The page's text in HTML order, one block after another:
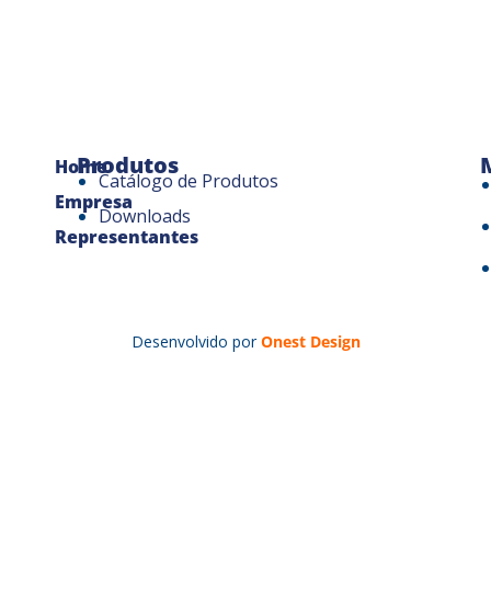
Home
Empresa
Representantes
Produtos
Catálogo de Produtos
Downloads
Desenvolvido por Onest Design